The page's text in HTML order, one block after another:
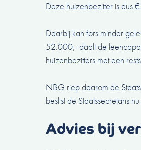
Deze huizenbezitter is dus
Daarbij kan fors minder
52.000,- daalt de
huizenbezitters met een
NBG riep daarom de
beslist de Staatssecretaris
Advies bij